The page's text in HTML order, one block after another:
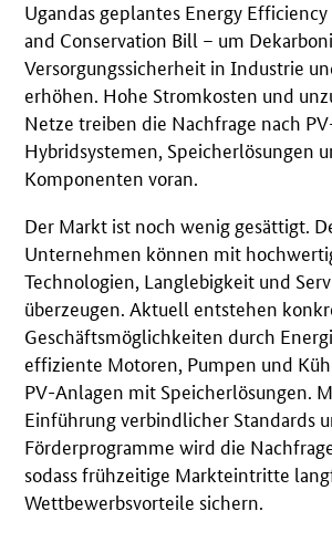
Ugandas geplantes Energy Efficiency
and Conservation Bill – um
Versorgungssicherheit in Industrie
erhöhen. Hohe Stromkosten und
Netze treiben die Nachfrage nach
Hybridsystemen, Speicherlösungen
Komponenten voran.
Der Markt ist noch wenig gesättigt.
Unternehmen können mit
Technologien, Langlebigkeit und
überzeugen. Aktuell entstehen
Geschäftsmöglichkeiten durch
effiziente Motoren, Pumpen und
PV-Anlagen mit Speicherlösungen.
Einführung verbindlicher Standards
Förderprogramme wird die
sodass frühzeitige Markteintritte
Wettbewerbsvorteile sichern.